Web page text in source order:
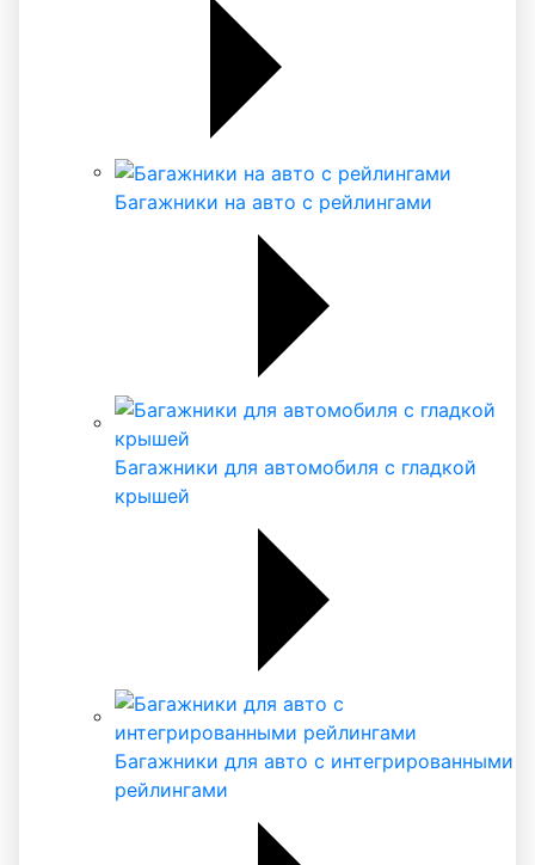
Багажники на авто с рейлингами
Багажники для автомобиля с гладкой
крышей
Багажники для авто с интегрированными
рейлингами